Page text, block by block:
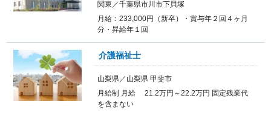
関東／千葉県市川市下貝塚
月給：233,000円（新卒）・賞与年２回４ヶ月
分・昇給年１回
介護福祉士
山梨県／山梨県 甲斐市
月給制 月給 21.2万円～22.2万円 固定残業代
を含まない